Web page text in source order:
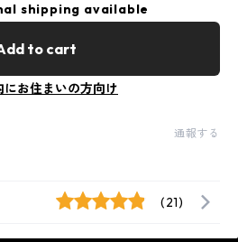
shipping available
to cart
にお住まいの方向け
通報する
(21)